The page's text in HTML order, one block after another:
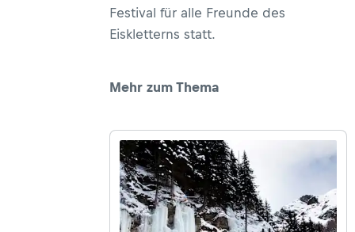
Festival für alle Freunde des
Eiskletterns statt.
Mehr zum Thema